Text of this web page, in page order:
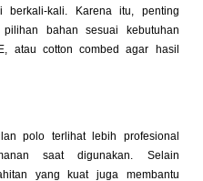
kali. Karena itu, penting
pilihan bahan sesuai kebutuhan
atau cotton combed agar hasil
polo terlihat lebih profesional
saat digunakan. Selain
yang kuat juga membantu